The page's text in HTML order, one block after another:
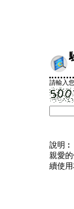
請輸入
說明︰
親愛
續使用